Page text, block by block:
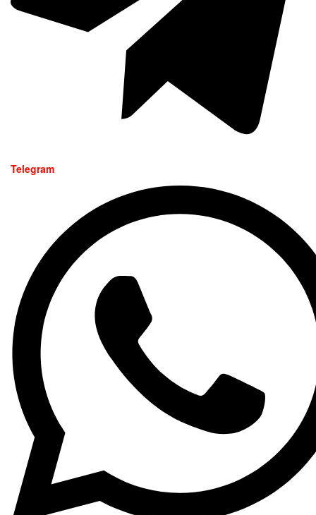
Telegram